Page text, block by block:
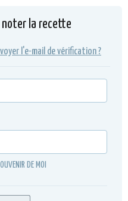
noter la recette
l'e-mail de vérification ?
DE MOI